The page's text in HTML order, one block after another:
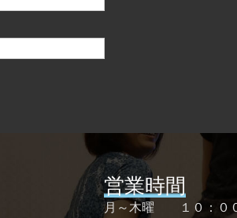
営業時間
月～木曜 １０：００